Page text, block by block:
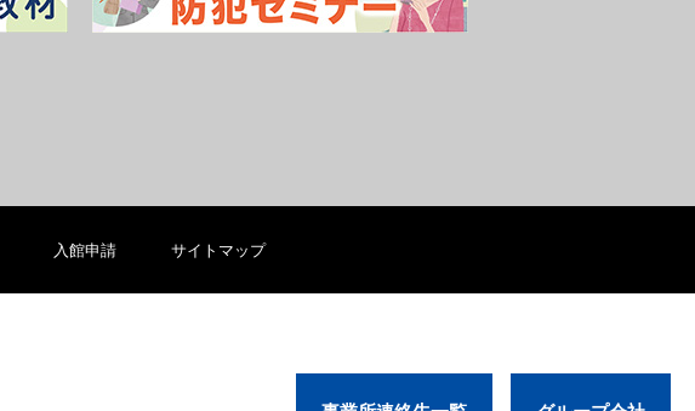
入館申請 サイトマップ